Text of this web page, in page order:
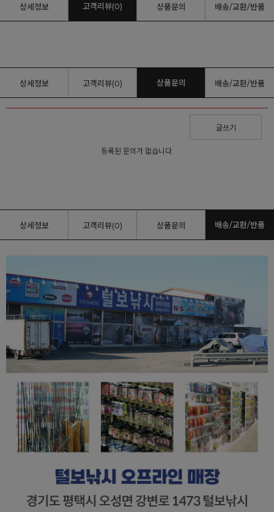
상세정보 고객리뷰(0) 상품문의 배송/교환/반품
상세정보 고객리뷰(0) 상품문의 배송/교환/반품
글쓰기
등록된 문의가 없습니다.
상세정보 고객리뷰(0) 상품문의 배송/교환/반품